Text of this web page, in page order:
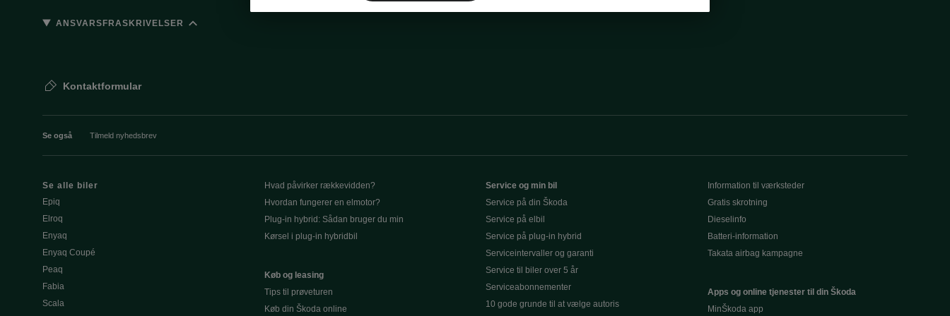
ANSVARSFRASKRIVELSER
Kontaktformular
Se også Tilmeld nyhedsbrev
Se alle biler
Epiq
Elroq
Enyaq
Enyaq Coupé
Peaq
Fabia
Scala
Hvad påvirker rækkevidden?
Hvordan fungerer en elmotor?
Plug-in hybrid: Sådan bruger du min
Kørsel i plug-in hybridbil
Køb og leasing
Tips til prøveturen
Køb din Škoda online
Service og min bil
Service på din Škoda
Service på elbil
Service på plug-in hybrid
Serviceintervaller og garanti
Service til biler over 5 år
Serviceabonnementer
10 gode grunde til at vælge autoris
Information til værksteder
Gratis skrotning
Dieselinfo
Batteri-information
Takata airbag kampagne
Apps og online tjenester til din Škoda
MinŠkoda app